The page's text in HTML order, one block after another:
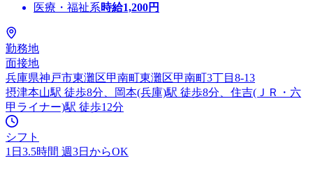
医療・福祉系時給1,200円
勤務地
面接地
兵庫県神戸市東灘区甲南町東灘区甲南町3丁目8-13
摂津本山駅 徒歩8分、岡本(兵庫)駅 徒歩8分、住吉(ＪＲ・六
甲ライナー)駅 徒歩12分
シフト
1日3.5時間 週3日からOK